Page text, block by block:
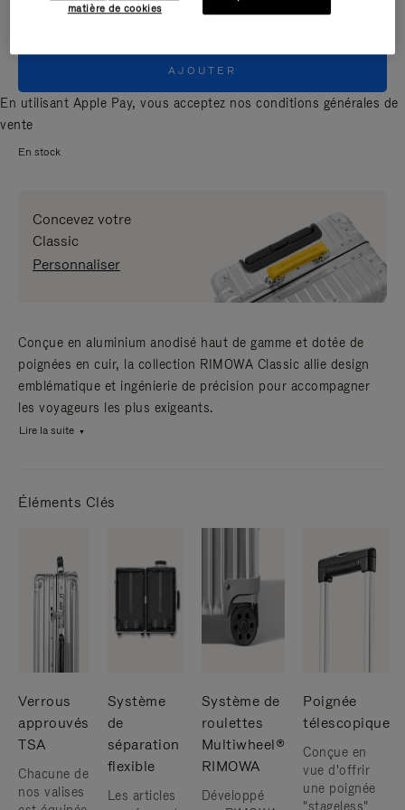
AJOUTER
En utilisant Apple Pay, vous acceptez nos conditions générales de
vente
En stock
Concevez votre
Classic
Personnaliser
Conçue en aluminium anodisé haut de gamme et dotée de
poignées en cuir, la collection RIMOWA Classic allie design
emblématique et ingénierie de précision pour accompagner
les voyageurs les plus exigeants.
Lire la suite
Éléments Clés
Verrous
approuvés
TSA
Chacune de
nos valises
Système
de
séparation
flexible
Les articles
Système de
roulettes
Multiwheel®
RIMOWA
Développé
Poignée
télescopique
Conçue en
vue d'offrir
une poignée
"stageless"
matière de cookies